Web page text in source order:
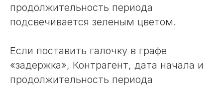
продолжительность периода
подсвечивается зеленым цветом.
Если поставить галочку в графе
«задержка», Контрагент, дата начала и
продолжительность периода